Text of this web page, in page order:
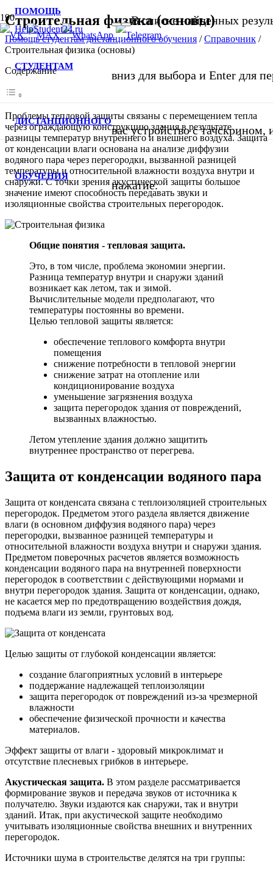
ПОМОЩЬ
СТУДЕНТАМ
ДИСТАНЦИОННОГО
ОБУЧЕНИЯ
В списке найденных
вниз для выбора и Enter для
вас устройство с
нажатие.
Строительная физика (основы)
Помощь студентам дистанционного обучения /Справочник /
Строительная физика (основы)
Содержание
Проблемы тепловой защиты связаны с перемещением тепла
через ограждающую конструкцию здания в результате
разницы температур внутреннего и внешнего воздуха. Защита
от конденсации влаги основана на анализе диффузии
водяного пара через перегородки, вызванной разницей
температуры и относительной влажности воздуха внутри и
снаружи. С точки зрения акустической защиты большое
значение имеют способность передавать звуки и
изоляционные свойства строительных перегородок.
Общие понятия - тепловая защита.
Это, в том числе, проблема экономии энергии.
Разница температур внутри и снаружи зданий
возникает как летом, так и зимой.
Вычислительные модели предполагают, что
температуры постоянны во времени.
Целью тепловой защиты является:
обеспечение теплового комфорта внутри
помещения
снижение потребности в тепловой энергии
снижение затрат на отопление или
кондиционирование воздуха
уменьшение загрязнения воздуха
защита перегородок здания от повреждений,
вызванных влажностью.
Летом утепление здания должно защитить
внутреннее пространство от перегрева.
Защита от конденсации водяного пара
Защита от конденсата связана с теплоизоляцией строительных
перегородок. Предметом этого раздела является движение
влаги (в основном диффузия водяного пара) через
перегородки, вызванное разницей температуры и
относительной влажности воздуха внутри и снаружи здания.
Предметом поверочных расчетов является возможность
конденсации водяного пара на внутренней поверхности
перегородок в соответствии с действующими нормами и
внутри перегородок здания. Защита от конденсации, однако,
не касается мер по предотвращению воздействия дождя,
подъема влаги из земли, грунтовых вод.
Целью защиты от глубокой конденсации является:
создание благоприятных условий в интерьере
поддержание надлежащей теплоизоляции
защита перегородок от повреждений из-за чрезмерной
влажности
обеспечение физической прочности и качества
материалов.
Эффект защиты от влаги - здоровый микроклимат и
отсутствие плесневых грибков в интерьере.
Акустическая защита. В этом разделе рассматривается
формирование звуков и передача звуков от источника к
получателю. Звуки издаются как снаружи, так и внутри
зданий. Итак, при акустической защите необходимо
учитывать изоляционные свойства внешних и внутренних
перегородок.
Источники шума в строительстве делятся на три группы: